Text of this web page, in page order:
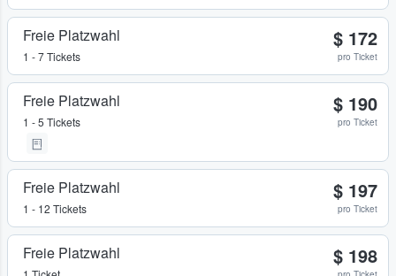
Freie Platzwahl
1 - 7 Tickets
$ 172
pro Ticket
Freie Platzwahl
1 - 5 Tickets
$ 190
pro Ticket
Freie Platzwahl
1 - 12 Tickets
$ 197
pro Ticket
Freie Platzwahl $ 198